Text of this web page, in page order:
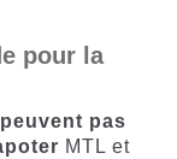
pour la
pas
MTL et